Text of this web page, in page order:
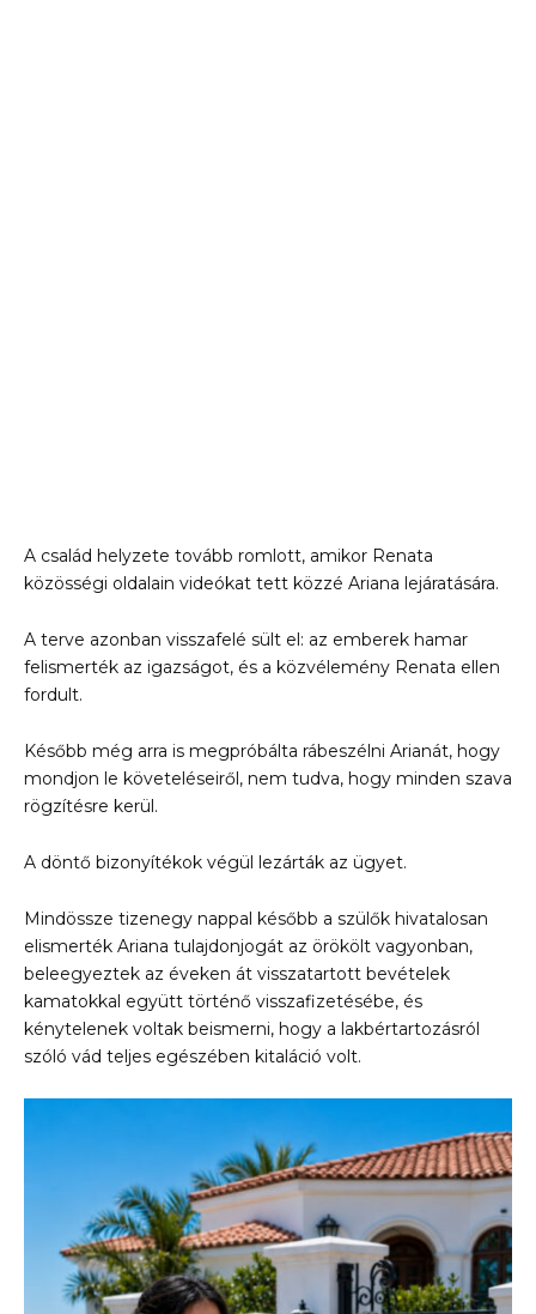
A család helyzete tovább romlott, amikor Renata
közösségi oldalain videókat tett közzé Ariana lejáratására.
A terve azonban visszafelé sült el: az emberek hamar
felismerték az igazságot, és a közvélemény Renata ellen
fordult.
Később még arra is megpróbálta rábeszélni Arianát, hogy
mondjon le követeléseiről, nem tudva, hogy minden szava
rögzítésre kerül.
A döntő bizonyítékok végül lezárták az ügyet.
Mindössze tizenegy nappal később a szülők hivatalosan
elismerték Ariana tulajdonjogát az örökölt vagyonban,
beleegyeztek az éveken át visszatartott bevételek
kamatokkal együtt történő visszafizetésébe, és
kénytelenek voltak beismerni, hogy a lakbértartozásról
szóló vád teljes egészében kitaláció volt.